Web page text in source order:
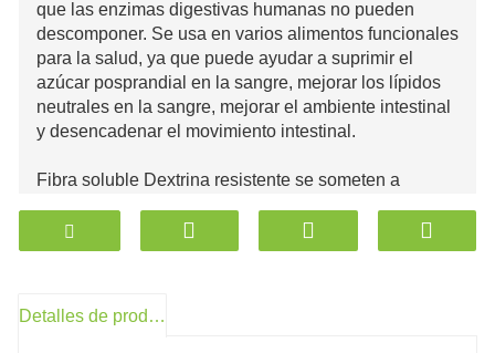
que las enzimas digestivas humanas no pueden
descomponer. Se usa en varios alimentos funcionales
para la salud, ya que puede ayudar a suprimir el
azúcar posprandial en la sangre, mejorar los lípidos
neutrales en la sangre, mejorar el ambiente intestinal
y desencadenar el movimiento intestinal.
Fibra soluble Dextrina resistente se someten a
principalmente acetato, que representa el 50 % de los
SCFA. Poseen alta fermentabilidad por la microflora
moderadamente ácida y, por lo tanto, reducen el pH
Detalles de producto